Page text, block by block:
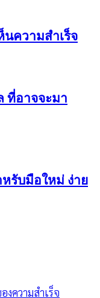
นความสำเร็จ
ที่อาจจะมา
รับมือใหม่ ง่าย
ความสำเร็จ